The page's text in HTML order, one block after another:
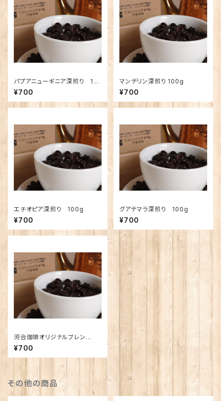
パプアニューギニア深煎り 10
0g
¥700
マンデリン深煎り 100g
¥700
エチオピア深煎り 100g
¥700
グアテマラ深煎り 100g
¥700
河合珈琲オリジナルブレン
ド 〜大地〜 100g
¥700
その他の商品